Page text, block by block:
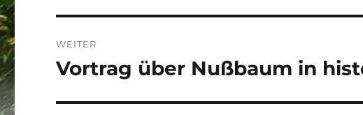
WEITER
Nächster
Vortrag über Nußbaum in